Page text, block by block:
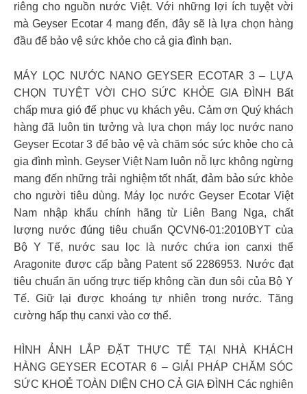
riêng cho nguồn nước Việt. Với những lợi ích tuyệt vời
mà Geyser Ecotar 4 mang đến, đây sẽ là lựa chọn hàng
đầu để bảo vệ sức khỏe cho cả gia đình bạn.
MÁY LỌC NƯỚC NANO GEYSER ECOTAR 3 – LỰA
CHỌN TUYỆT VỜI CHO SỨC KHỎE GIA ĐÌNH Bất
chấp mưa gió để phục vụ khách yêu. Cảm ơn Quý khách
hàng đã luôn tin tưởng và lựa chọn máy lọc nước nano
Geyser Ecotar 3 để bảo vệ và chăm sóc sức khỏe cho cả
gia đình mình. Geyser Việt Nam luôn nỗ lực không ngừng
mang đến những trải nghiệm tốt nhất, đảm bảo sức khỏe
cho người tiêu dùng. Máy lọc nước Geyser Ecotar Việt
Nam nhập khẩu chính hãng từ Liên Bang Nga, chất
lượng nước đúng tiêu chuẩn QCVN6-01:2010BYT của
Bộ Y Tế, nước sau lọc là nước chứa ion canxi thể
Aragonite được cấp bằng Patent số 2286953. Nước đạt
tiêu chuẩn ăn uống trực tiếp không cần đun sôi của Bộ Y
Tế. Giữ lại được khoáng tự nhiên trong nước. Tăng
cường hấp thụ canxi vào cơ thể.
HÌNH ẢNH LẮP ĐẶT THỰC TẾ TẠI NHÀ KHÁCH
HÀNG GEYSER ECOTAR 6 – GIẢI PHÁP CHĂM SÓC
SỨC KHOẺ TOÀN DIỆN CHO CẢ GIA ĐÌNH Các nghiên